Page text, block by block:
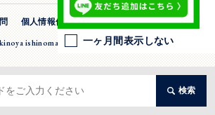
一ヶ月間表示しない
検索
個人情報保護方針 法人のお客様
ishinomaki suisan inc. All Rights Reserverd